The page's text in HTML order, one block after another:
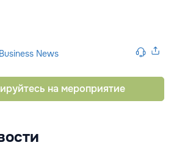
Business News
на мероприятие